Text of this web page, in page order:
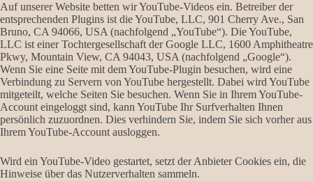
Auf unserer Website betten wir YouTube-Videos ein. Betreiber der
entsprechenden Plugins ist die YouTube, LLC, 901 Cherry Ave., San
Bruno, CA 94066, USA (nachfolgend „YouTube“). Die YouTube,
LLC ist einer Tochtergesellschaft der Google LLC, 1600 Amphitheatre
Pkwy, Mountain View, CA 94043, USA (nachfolgend „Google“).
Wenn Sie eine Seite mit dem YouTube-Plugin besuchen, wird eine
Verbindung zu Servern von YouTube hergestellt. Dabei wird YouTube
mitgeteilt, welche Seiten Sie besuchen. Wenn Sie in Ihrem YouTube-
Account eingeloggt sind, kann YouTube Ihr Surfverhalten Ihnen
persönlich zuzuordnen. Dies verhindern Sie, indem Sie sich vorher aus
Ihrem YouTube-Account ausloggen.
Wird ein YouTube-Video gestartet, setzt der Anbieter Cookies ein, die
Hinweise über das Nutzerverhalten sammeln.